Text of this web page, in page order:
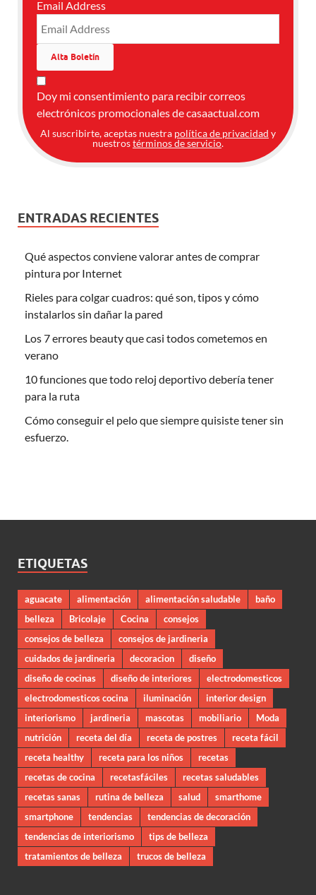
Email Address
Doy mi consentimiento para recibir correos
electrónicos promocionales de casaactual.com
Al suscribirte, aceptas nuestra política de privacidad y
nuestrostérminos de servicio.
ENTRADAS RECIENTES
Qué aspectos conviene valorar antes de comprar
pintura por Internet
Rieles para colgar cuadros: qué son, tipos y cómo
instalarlos sin dañar la pared
Los 7 errores beauty que casi todos cometemos en
verano
10 funciones que todo reloj deportivo debería tener
para la ruta
Cómo conseguir el pelo que siempre quisiste tener sin
esfuerzo.
ETIQUETAS
aguacate alimentación alimentación saludable
baño
belleza
Bricolaje Cocina
consejos
consejos de belleza
consejos de jardineria
cuidados de jardineria
decoracion
diseño
diseño de cocinas
diseño de interiores
electrodomesticos
electrodomesticos cocina
iluminación
interior design
interiorismo
jardineria mascotas mobiliario
Moda
nutrición
receta del día receta de postres
receta fácil
receta healthy
receta para los niños
recetas
recetas de cocina
recetasfáciles
recetas saludables
recetas sanas
rutina de belleza salud
smarthome
smartphone
tendencias
tendencias de decoración
tendencias de interiorismo
tips de belleza
tratamientos de belleza
trucos de belleza